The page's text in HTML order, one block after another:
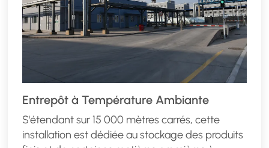
Entrepôt à Température Ambiante
S'étendant sur 15 000 mètres carrés, cette
installation est dédiée au stockage des produits